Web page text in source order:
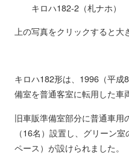
キロハ182-2（札ナホ
上の写真をクリックすると大
キロハ182形は、1996（平成
備室を普通客室に転用した車
旧車販準備室部分に普通車用
（16名）設置し、グリーン
ペース）が設けられました。